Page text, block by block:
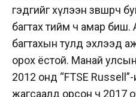
гэдгийг хүлээн
багтах тийм ч амар биш.
багтахын тулд эхлээд
орох ёстой. Манай улсын
2012 онд “FTSE
жагсаалд орсон ч 2017